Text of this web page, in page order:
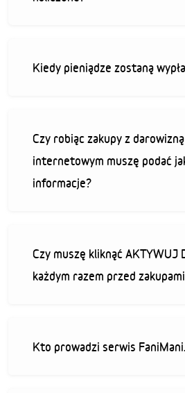
Kiedy pieniądze zostaną
Czy robiąc zakupy z
internetowym muszę podać
informacje?
Czy muszę kliknąć AKTYWUJ
każdym razem przed
Kto prowadzi serwis